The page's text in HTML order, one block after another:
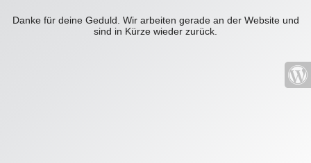
Danke für deine Geduld. Wir arbeiten gerade an der Website und
sind in Kürze wieder zurück.